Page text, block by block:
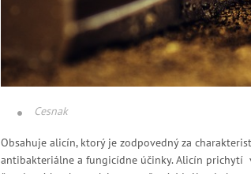
Cesnak
Obsahuje alicín, ktorý je zodpovedný za
antibakteriálne a fungicídne účinky. Alicín